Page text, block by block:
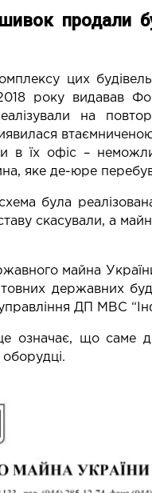
продали
цих
року видавав
на
в їх офіс –
яке де-юре
була
скасували, а
майна
державних
управління ДП МВС
означає, що